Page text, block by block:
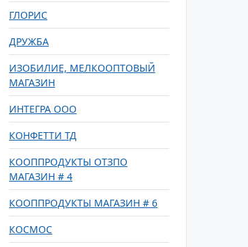
ГЛОРИС
ДРУЖБА
ИЗОБИЛИЕ, МЕЛКООПТОВЫЙ
МАГАЗИН
ИНТЕГРА ООО
КОНФЕТТИ ТД
КООППРОДУКТЫ ОТЗПО
МАГАЗИН # 4
КООППРОДУКТЫ МАГАЗИН # 6
КОСМОС